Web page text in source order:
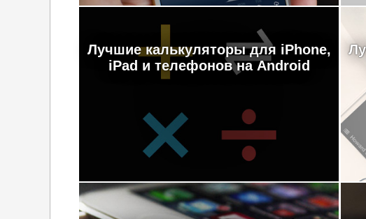
Лучшие калькуляторы для iPhone,
iPad и телефонов на Android